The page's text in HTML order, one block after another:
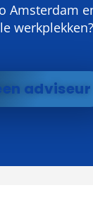
Amsterdam
adviseur